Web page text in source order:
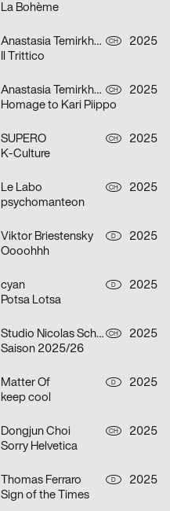
La Bohème
Anastasia Temirkhan CH
2025
Il Trittico
Anastasia Temirkhan CH
2025
Homage to Kari Piippo
SUPERO CH
2025
K-Culture
Le Labo CH
2025
psychomanteon
Viktor Briestensky D
2025
Oooohhh
cyan D
2025
Potsa Lotsa
Studio Nicolas Schaltegger/DNA.work CH
2025
Saison 2025/26
Matter Of D
2025
keep cool
Dongjun Choi CH
2025
Sorry Helvetica
Thomas Ferraro D
2025
Sign of the Times